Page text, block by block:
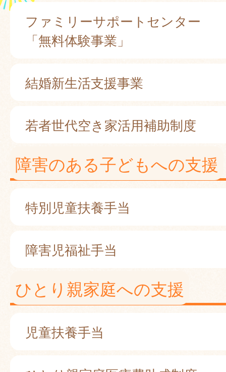
ファミリーサポートセンター
「無料体験事業」
結婚新生活支援事業
若者世代空き家活用補助制度
障害のある子どもへの支援
特別児童扶養手当
障害児福祉手当
ひとり親家庭への支援
児童扶養手当